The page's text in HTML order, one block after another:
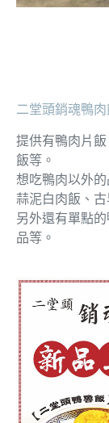
二堂頭銷魂鴨
提供有鴨肉片
飯等。
想吃鴨肉以外
蒜泥白肉飯、
另外還有單點
品等。